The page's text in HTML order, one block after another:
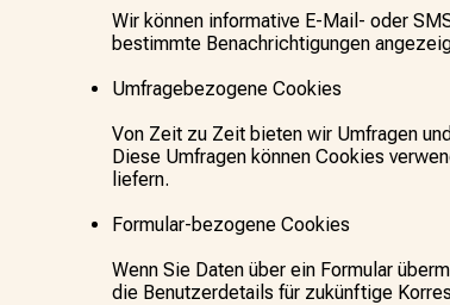
Wir können informative E-Mail- oder
bestimmte Benachrichtigungen
Umfragebezogene Cookies
Von Zeit zu Zeit bieten wir Umfragen
Diese Umfragen können Cookies
liefern.
Formular-bezogene Cookies
Wenn Sie Daten über ein Formular
die Benutzerdetails für zukünftige